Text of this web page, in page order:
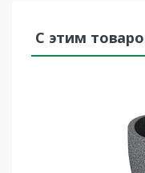
С этим